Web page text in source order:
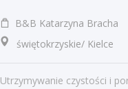
B&B Katarzyna Bracha
świętokrzyskie/ Kielce
Utrzymywanie czystości i